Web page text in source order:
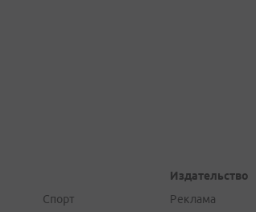
Спорт
Издательство
Реклама